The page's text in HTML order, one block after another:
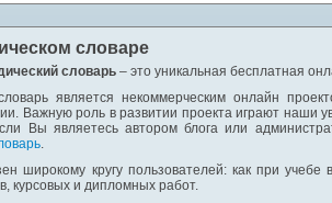
словаре
словарь – это уникальная бесплатная
является некоммерческим онлайн
Важную роль в развитии проекта играют наши
Вы являетесь автором блога или
.
широкому кругу пользователей: как при
курсовых и дипломных работ.